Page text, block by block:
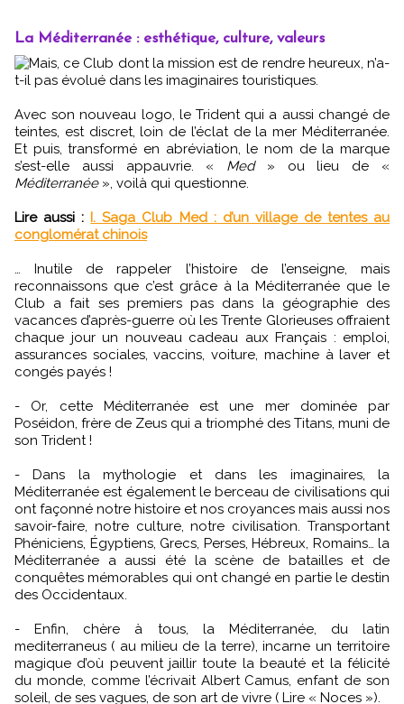
La Méditerranée : esthétique, culture, valeurs
Mais, ce Club dont la mission est de rendre heureux, n’a-
t-il pas évolué dans les imaginaires touristiques.
Avec son nouveau logo, le Trident qui a aussi changé de
teintes, est discret, loin de l’éclat de la mer Méditerranée.
Et puis, transformé en abréviation, le nom de la marque
s’est-elle aussi appauvrie. « Med» ou lieu de «
Méditerranée», voilà qui questionne.
Lire aussi : I. Saga Club Med : d’un village de tentes au
conglomérat chinois
… Inutile de rappeler l’histoire de l’enseigne, mais
reconnaissons que c’est grâce à la Méditerranée que le
Club a fait ses premiers pas dans la géographie des
vacances d’après-guerre où les Trente Glorieuses offraient
chaque jour un nouveau cadeau aux Français : emploi,
assurances sociales, vaccins, voiture, machine à laver et
congés payés !
- Or, cette Méditerranée est une mer dominée par
Poséidon, frère de Zeus qui a triomphé des Titans, muni de
son Trident !
- Dans la mythologie et dans les imaginaires, la
Méditerranée est également le berceau de civilisations qui
ont façonné notre histoire et nos croyances mais aussi nos
savoir-faire, notre culture, notre civilisation. Transportant
Phéniciens, Égyptiens, Grecs, Perses, Hébreux, Romains… la
Méditerranée a aussi été la scène de batailles et de
conquêtes mémorables qui ont changé en partie le destin
des Occidentaux.
- Enfin, chère à tous, la Méditerranée, du latin
mediterraneus ( au milieu de la terre), incarne un territoire
magique d’où peuvent jaillir toute la beauté et la félicité
du monde, comme l’écrivait Albert Camus, enfant de son
soleil, de ses vagues, de son art de vivre ( Lire « Noces »).